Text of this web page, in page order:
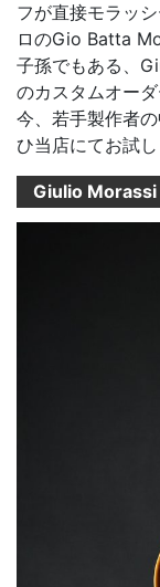
フが直接モラッ
ロのGio Batta
子孫でもある、
のカスタムオー
今、若手製作者
ひ当店にてお試し
Giulio Morassi